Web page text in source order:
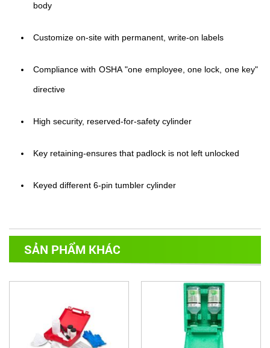
body
Customize on-site with permanent, write-on labels
Compliance with OSHA "one employee, one lock, one key"
directive
High security, reserved-for-safety cylinder
Key retaining-ensures that padlock is not left unlocked
Keyed different 6-pin tumbler cylinder
SẢN PHẨM KHÁC